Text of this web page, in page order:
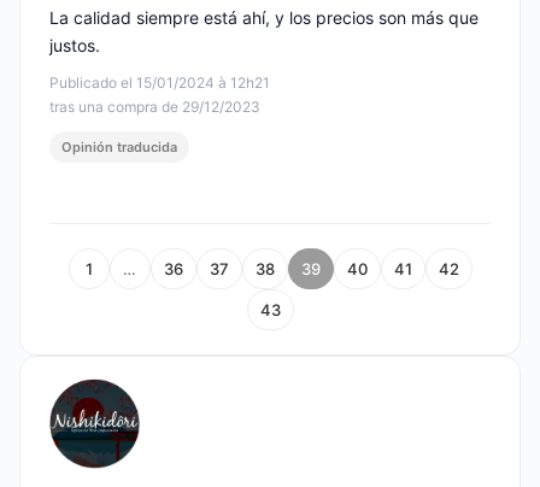
Publicado el 15/01/2024 à 12h21
tras una compra de 29/12/2023
La calidad siempre está ahí, y los precios son más que
justos.
Opinión traducida
1 … 36 37 38 39 40 41 42
43